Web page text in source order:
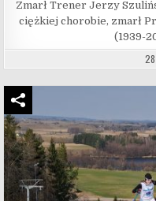
Zmarł Trener Jerzy
ciężkiej chorobie, zmarł
(1939-